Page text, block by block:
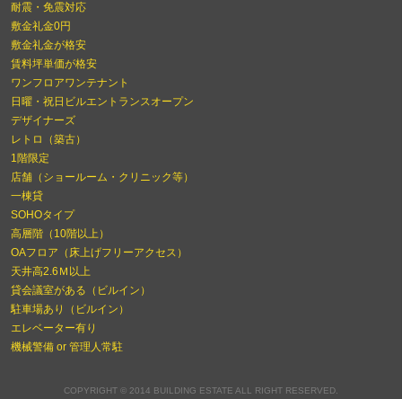
耐震・免震対応
敷金礼金0円
敷金礼金が格安
賃料坪単価が格安
ワンフロアワンテナント
日曜・祝日ビルエントランスオープン
デザイナーズ
レトロ（築古）
1階限定
店舗（ショールーム・クリニック等）
一棟貸
SOHOタイプ
高層階（10階以上）
OAフロア（床上げフリーアクセス）
天井高2.6Ｍ以上
貸会議室がある（ビルイン）
駐車場あり（ビルイン）
エレベーター有り
機械警備 or 管理人常駐
COPYRIGHT © 2014 BUILDING ESTATE ALL RIGHT RESERVED.